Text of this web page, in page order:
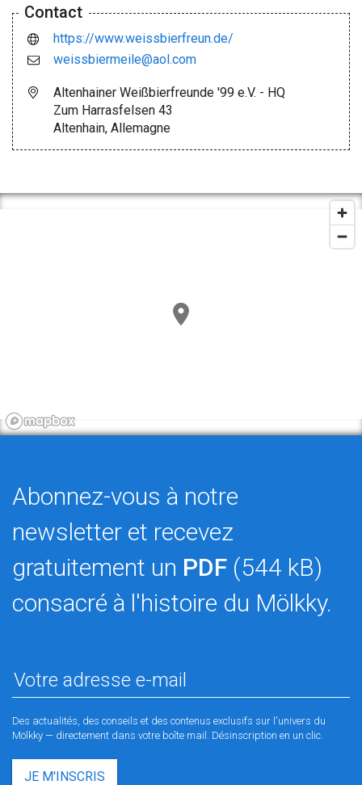
Contact
https://www.weissbierfreun.de/
weissbiermeile@aol.com
Altenhainer Weißbierfreunde '99 e.V. - HQ
Zum Harrasfelsen 43
Altenhain, Allemagne
Abonnez-vous à notre
newsletter et recevez
gratuitement un PDF (544 kB)
consacré à l'histoire du Mölkky.
Des actualités, des conseils et des contenus exclusifs sur l'univers du
Mölkky — directement dans votre boîte mail. Désinscription en un clic.
JE M'INSCRIS